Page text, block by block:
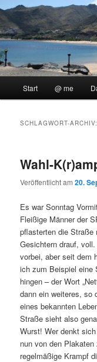
Zum
primären
Inhalt
springen
Zum
sekundären
Inhalt
springen2beCrazy
..::Ollis Blog::..
Start @ me
SCHLAGWORT-
Wahl-
Veröffentlicht am20.
Es war Sonntag
Fleißige Männer der
pflasterten die Straße
Gesichtern drauf,
vorbei, aber seit dem
ich zum Beispiel eine
hingen – der Wort
dann ein weiteres, so
eines bekannten
Straße sieht also
Wurst! Wer denkt
nun von den
regelmäßige Krampf